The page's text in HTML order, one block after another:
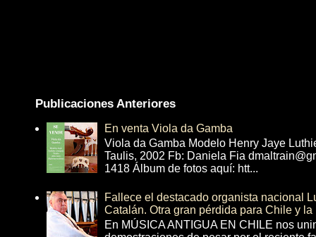
Publicaciones Anteriores
En venta Viola da Gamba
Viola da Gamba Modelo Henry Jaye
Taulis, 2002 Fb: Daniela Fia
1418 Álbum de fotos aquí: htt...
Fallece el destacado organista nacional
Catalán. Otra gran pérdida para Chile y la
En MÚSICA ANTIGUA EN CHILE nos